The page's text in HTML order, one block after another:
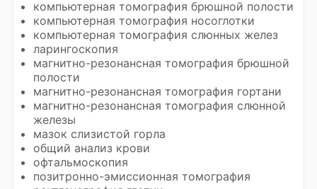
компьютерная томография брюшной полости
компьютерная томография носоглотки
компьютерная томография слюнных желез
ларингоскопия
магнитно-резонансная томография брюшной
полости
магнитно-резонансная томография гортани
магнитно-резонансная томография слюнной
железы
мазок слизистой горла
общий анализ крови
офтальмоскопия
позитронно-эмиссионная томография